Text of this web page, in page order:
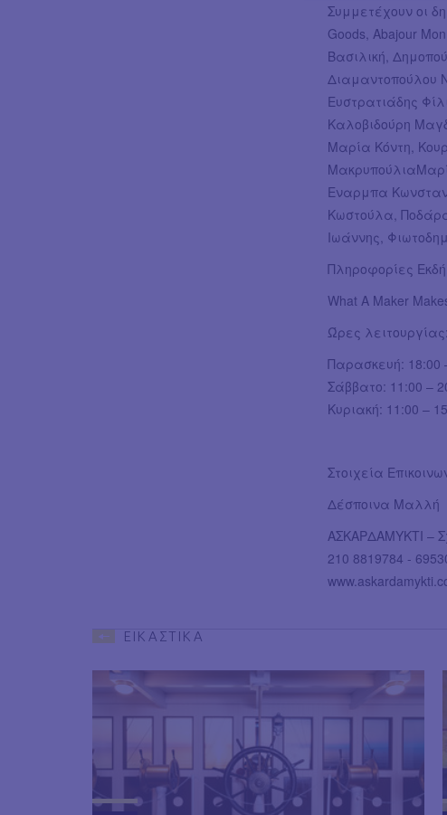
Συμμετέχουν οι
Goods, Abajour
Βασιλική,
Διαμαντοπούλου
Ευστρατιάδης
Καλοβιδούρη
Μαρία Κόντη,
Εναρμπα
Κωστούλα,
Ιωάννης,
Πληροφορίες
What A Maker
Ώρες λειτουργίας:
Παρασκευή: 18:00
Σάββατο: 11:00 –
Κυριακή: 11:00 –
Στοιχεία
Δέσποινα Μαλλή
ΑΣΚΑΡΔΑΜΥΚΤΙ –
210 8819784 -
ΕΙΚΑΣΤΙΚΑ